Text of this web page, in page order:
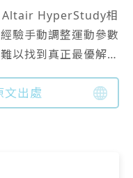
Altair HyperStudy相
驗手動調整運動參數
以找到真正最優解的
文出處